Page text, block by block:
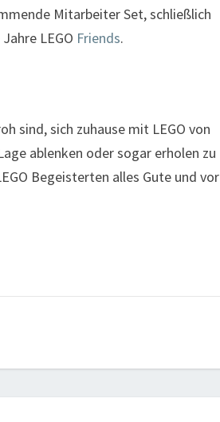
Mitarbeiter Set, schließlich
LEGO Friends.
sind, sich zuhause mit LEGO von
ablenken oder sogar erholen zu
Begeisterten alles Gute und vor